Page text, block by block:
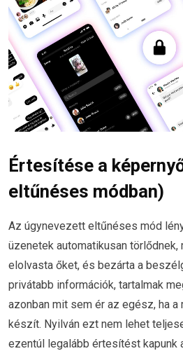
Értesítése a
eltűnéses módban)
Az úgynevezett eltűnéses mód
üzenetek automatikusan törlődnek,
elolvasta őket, és bezárta a
privátabb információk, tartalmak
azonban mit sem ér az egész, ha
készít. Nyilván ezt nem lehet
ezentúl legalább értesítést kapunk